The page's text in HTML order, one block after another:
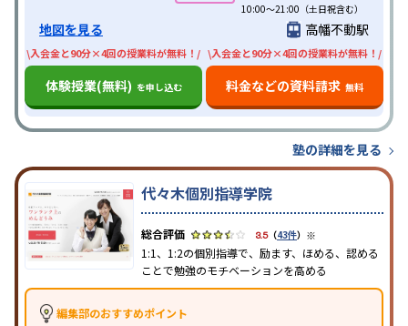
10:00〜21:00（土日祝含む）
地図を見る 高幡不動駅
\入会金と90分×4回の授業料が無料！/
体験授業(無料) を申し込む
\入会金と90分×4回の授業料が無料！/
料金などの資料請求 無料
塾の詳細を見る
代々木個別指導学院
3.5（43件） ※
1:1、1:2の個別指導で、励ます、ほめる、認める
ことで勉強のモチベーションを高める
編集部のおすすめポイント